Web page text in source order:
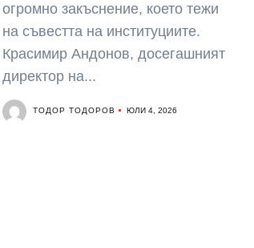
огромно закъснение, което тежи
на съвестта на институциите.
Красимир Андонов, досегашният
директор на...
ТОДОР ТОДОРОВ ЮЛИ 4, 2026